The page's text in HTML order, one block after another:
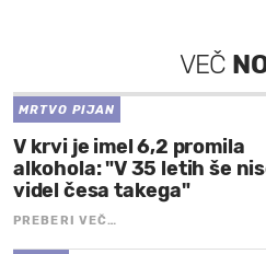
VEČ
MRTVO PIJAN
V krvi je imel 6,2 promila
alkohola: "V 35 letih še
videl česa takega"
PREBERI VEČ…